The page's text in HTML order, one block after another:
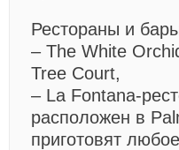
Рестораны и
– The White
Tree Court,
– La Fontana-
расположен в
приготовят